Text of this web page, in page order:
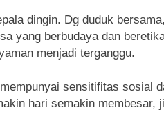
dingin. Dg duduk
yang berbudaya dan
menjadi terganggu.
sensitifitas sosial
hari semakin membesar,